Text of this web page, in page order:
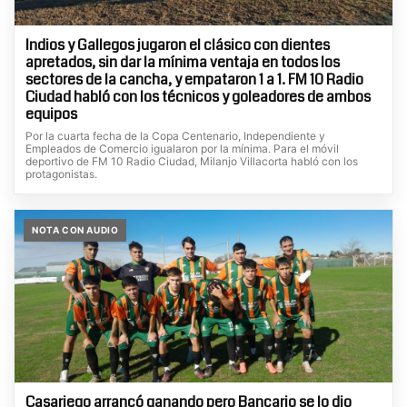
Indios y Gallegos jugaron el clásico con dientes
apretados, sin dar la mínima ventaja en todos los
sectores de la cancha, y empataron 1 a 1. FM 10 Radio
Ciudad habló con los técnicos y goleadores de ambos
equipos
Por la cuarta fecha de la Copa Centenario, Independiente y
Empleados de Comercio igualaron por la mínima. Para el móvil
deportivo de FM 10 Radio Ciudad, Milanjo Villacorta habló con los
protagonistas.
NOTA CON AUDIO
Casariego arrancó ganando pero Bancario se lo dio